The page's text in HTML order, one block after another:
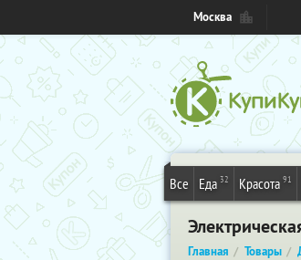
Москва
Все Еда 32 Красота 91
Главная Товары